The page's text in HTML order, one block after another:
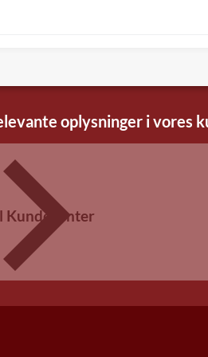
oplysninger i vores
Kundecenter